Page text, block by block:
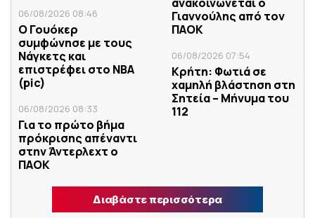
06/08/2026 08:46
Ο Γουόκερ
συμφώνησε με τους
Νάγκετς και
επιστρέφει στο NBA
(pic)
06/08/2026 08:33
Για το πρώτο βήμα
πρόκρισης απέναντι
στην Άντερλεχτ ο
ΠΑΟΚ
Γιαννούλης από τον
ΠΑΟΚ
06/08/2026 07:54
Κρήτη: Φωτιά σε
χαμηλή βλάστηση στη
Σητεία – Μήνυμα του
112
Διαβάστε περισσότερα